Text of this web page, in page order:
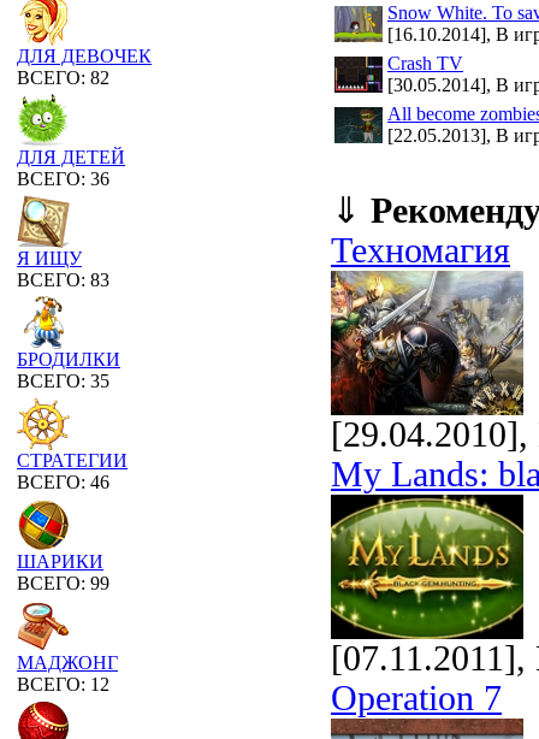
ДЛЯ ДЕВОЧЕК
ВСЕГО: 82
ДЛЯ ДЕТЕЙ
ВСЕГО: 36
Я ИЩУ
ВСЕГО: 83
БРОДИЛКИ
ВСЕГО: 35
СТРАТЕГИИ
ВСЕГО: 46
ШАРИКИ
ВСЕГО: 99
МАДЖОНГ
ВСЕГО: 12
Snow White. To
[16.10.2014], В
Crash TV
[30.05.2014], В
All become
[22.05.2013], В
⇓
Техномагия
[29.04.2010],
My Lands:
[07.11.2011],
Operation 7